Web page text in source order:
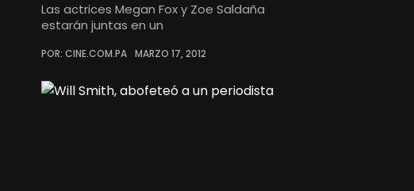
Las actrices Megan Fox y Zoe Saldaña
estarán juntas en un
POR: CINE.COM.PA MARZO 17, 2012